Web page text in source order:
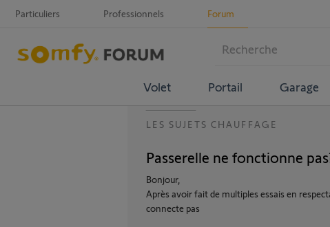
Particuliers Professionnels Forum
Volet Portail Garage
LES SUJETS CHAUFFAGE
Passerelle ne fonctionne
Bonjour,
Après avoir fait de multiples essais en
connecte pas